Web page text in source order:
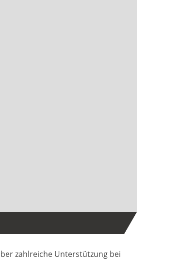
zahlreiche Unterstützung bei